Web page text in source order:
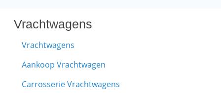
Vrachtwagens
Vrachtwagens
Aankoop Vrachtwagen
Carrosserie Vrachtwagens